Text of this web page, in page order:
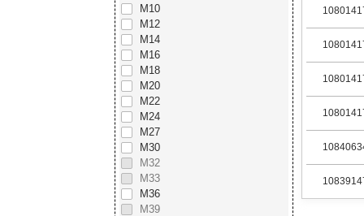
М10
М12
М14
М16
М18
М20
М22
М24
М27
М30
М32
М33
М36
М39